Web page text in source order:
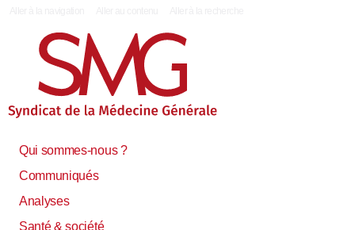
Qui sommes-nous ?
Communiqués
Analyses
Santé & société